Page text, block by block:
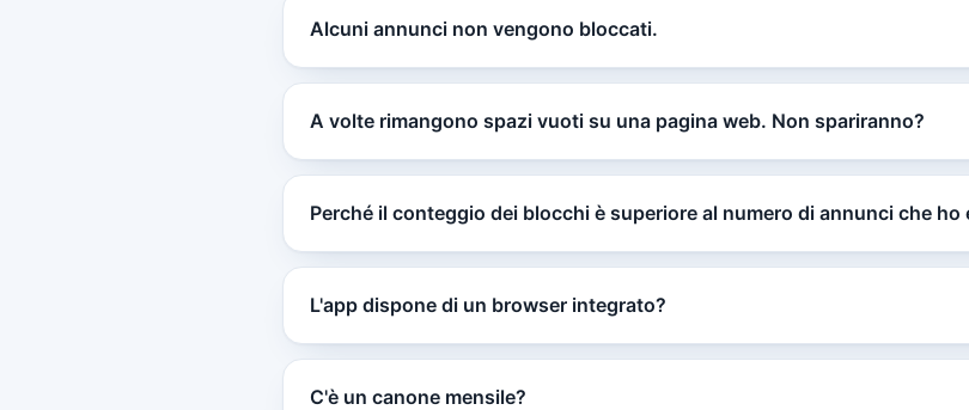
Alcuni annunci non vengono bloccati.
A volte rimangono spazi vuoti su una pagina web. Non spariranno?
Perché il conteggio dei blocchi è superiore al numero di annunci che
L'app dispone di un browser integrato?
C'è un canone mensile?